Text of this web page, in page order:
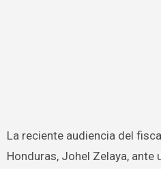
La reciente audiencia del fiscal general suspendido de
Honduras, Johel Zelaya, ante